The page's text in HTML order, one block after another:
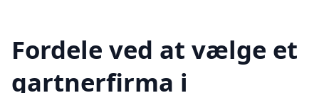
Fordele ved at vælge et
gartnerfirma i